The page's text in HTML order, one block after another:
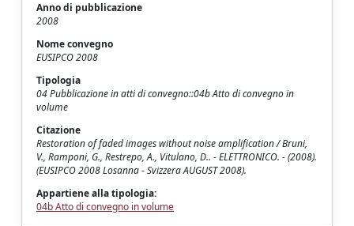
Anno di pubblicazione
2008
Nome convegno
EUSIPCO 2008
Tipologia
04 Pubblicazione in atti di convegno::04b Atto di convegno in
volume
Citazione
Restoration of faded images without noise amplification / Bruni,
V., Ramponi, G., Restrepo, A., Vitulano, D.. - ELETTRONICO. - (2008).
(EUSIPCO 2008 Losanna - Svizzera AUGUST 2008).
Appartiene alla tipologia:
04b Atto di convegno in volume